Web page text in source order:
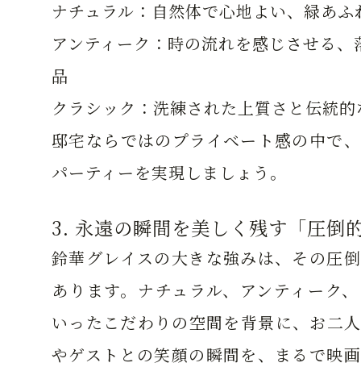
ナチュラル： 自然体で心地よい、緑あふ
アンティーク： 時の流れを感じさせる、
品
クラシック： 洗練された上質さと伝統
邸宅ならではのプライベート感の中で
パーティーを実現しましょう。
3. 永遠の瞬間を美しく残す「圧倒
鈴華グレイスの大きな強みは、その圧
あります。ナチュラル、アンティーク
いったこだわりの空間を背景に、お二
やゲストとの笑顔の瞬間を、まるで映